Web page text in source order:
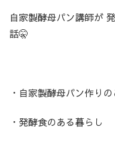
自家製酵母パン講師が
話🤫
・自家製酵母パン作りの
・発酵食のある暮らし